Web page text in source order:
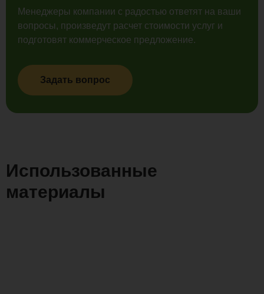
Менеджеры компании с радостью ответят на ваши
вопросы, произведут расчет стоимости услуг и
подготовят коммерческое предложение.
Задать вопрос
Использованные
материалы